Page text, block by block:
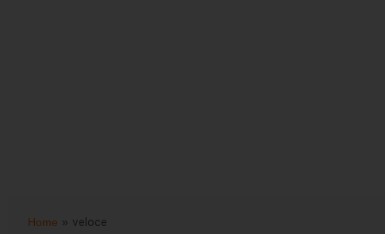
Home » veloce